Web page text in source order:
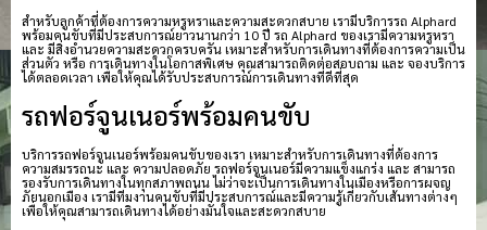
สำหรับลูกค้าที่ต้องการความหรูหราและความสะดวกสบาย เรามีบริการรถ Alphard
พร้อมคนขับที่มีประสบการณ์ยาวนานกว่า 10 ปี รถ Alphard ของเรามีความหรูหรา
และ มีสิ่งอำนวยความสะดวกครบครัน เหมาะสำหรับการเดินทางที่ต้องการความเป็น
ส่วนตัว หรือ การเดินทางในโอกาสพิเศษ คุณสามารถติดต่อสอบถาม และ จองบริการ
ได้ตลอดเวลา เพื่อให้คุณได้รับประสบการณ์การเดินทางที่ดีที่สุด
รถฟอร์จูนเนอร์พร้อมคนขับ
บริการรถฟอร์จูนเนอร์พร้อมคนขับของเรา เหมาะสำหรับการเดินทางที่ต้องการ
ความสมรรถนะ และ ความปลอดภัย รถฟอร์จูนเนอร์มีความแข็งแกร่ง และ สามารถ
รองรับการเดินทางในทุกสภาพถนน ไม่ว่าจะเป็นการเดินทางในเมืองหรือการผจญ
ภัยนอกเมือง เรามีทีมงานคนขับที่มีประสบการณ์และมีความรู้เกี่ยวกับเส้นทางต่างๆ
เพื่อให้คุณสามารถเดินทางได้อย่างมั่นใจและสะดวกสบาย